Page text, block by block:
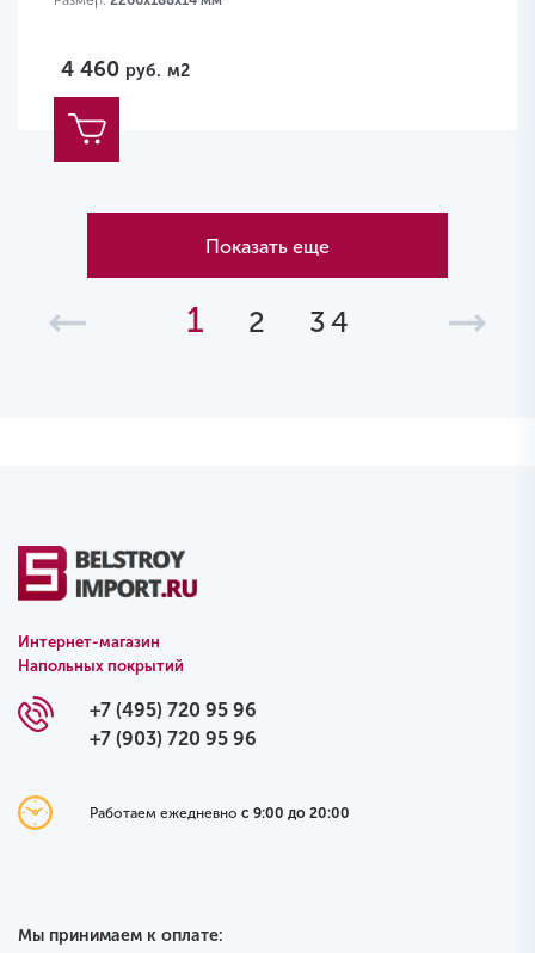
4 460 руб. м2
Показать еще
1 2 34
Интернет-магазин
Напольных покрытий
+7 (495) 720 95 96
+7 (903) 720 95 96
Работаем ежедневно с 9:00 до 20:00
Мы принимаем к оплате: